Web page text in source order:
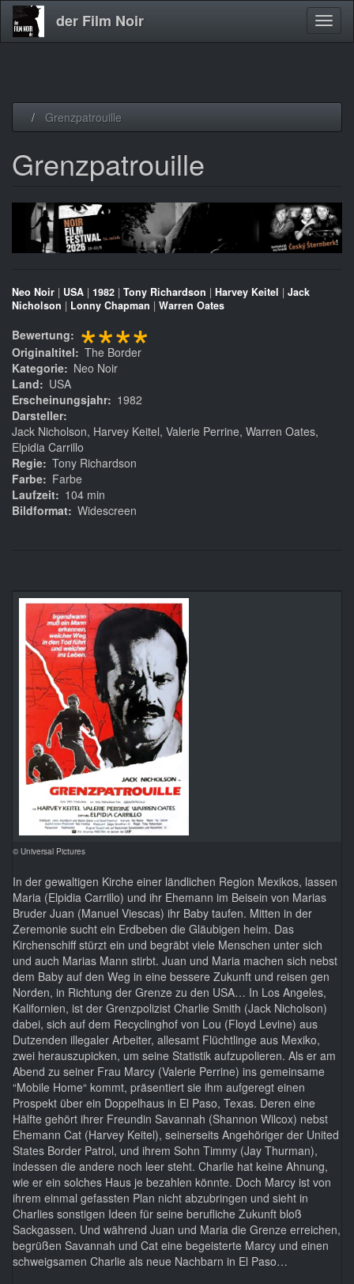
der Film Noir
Grenzpatrouille
Grenzpatrouille
Neo Noir | USA | 1982 | Tony Richardson | Harvey Keitel | Jack
Nicholson | Lonny Chapman | Warren Oates
Bewertung ****
Originaltitel
The Border
Kategorie
Neo Noir
Land
USA
Erscheinungsjahr
1982
Darsteller
Jack Nicholson, Harvey Keitel, Valerie Perrine, Warren Oates,
Elpidia Carrillo
Regie Tony Richardson
Farbe
Farbe
Laufzeit
104 min
Bildformat Widescreen
© Universal Pictures
In der gewaltigen Kirche einer ländlichen Region Mexikos, lassen
Maria (Elpidia Carrillo) und ihr Ehemann im Beisein von Marias
Bruder Juan (Manuel Viescas) ihr Baby taufen. Mitten in der
Zeremonie sucht ein Erdbeben die Gläubigen heim. Das
Kirchenschiff stürzt ein und begräbt viele Menschen unter sich
und auch Marias Mann stirbt. Juan und Maria machen sich nebst
dem Baby auf den Weg in eine bessere Zukunft und reisen gen
Norden, in Richtung der Grenze zu den USA… In Los Angeles,
Kalifornien, ist der Grenzpolizist Charlie Smith (Jack Nicholson)
dabei, sich auf dem Recyclinghof von Lou (Floyd Levine) aus
Dutzenden illegaler Arbeiter, allesamt Flüchtlinge aus Mexiko,
zwei herauszupicken, um seine Statistik aufzupolieren. Als er am
Abend zu seiner Frau Marcy (Valerie Perrine) ins gemeinsame
“Mobile Home“ kommt, präsentiert sie ihm aufgeregt einen
Prospekt über ein Doppelhaus in El Paso, Texas. Deren eine
Hälfte gehört ihrer Freundin Savannah (Shannon Wilcox) nebst
Ehemann Cat (Harvey Keitel), seinerseits Angehöriger der United
States Border Patrol, und ihrem Sohn Timmy (Jay Thurman),
indessen die andere noch leer steht. Charlie hat keine Ahnung,
wie er ein solches Haus je bezahlen könnte. Doch Marcy ist von
ihrem einmal gefassten Plan nicht abzubringen und sieht in
Charlies sonstigen Ideen für seine berufliche Zukunft bloß
Sackgassen. Und während Juan und Maria die Grenze erreichen,
begrüßen Savannah und Cat eine begeisterte Marcy und einen
schweigsamen Charlie als neue Nachbarn in El Paso…